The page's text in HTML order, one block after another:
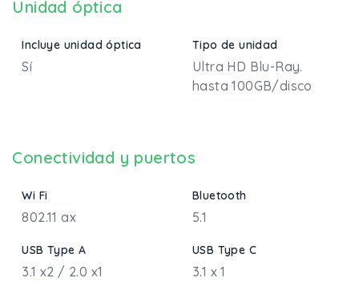
Unidad óptica
Incluye unidad óptica
Sí
Tipo de unidad
Ultra HD Blu-Ray.
hasta 100GB/disco
Conectividad y puertos
Wi Fi
802.11 ax
Bluetooth
5.1
USB Type A
3.1 x2 / 2.0 x1
USB Type C
3.1 x 1